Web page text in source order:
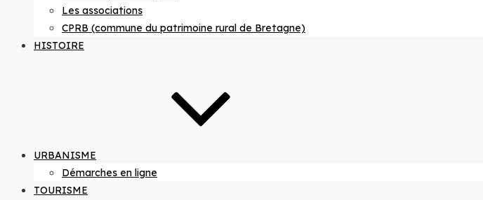
Les associations
CPRB (commune du patrimoine rural de Bretagne)
HISTOIRE
URBANISME
Démarches en ligne
TOURISME